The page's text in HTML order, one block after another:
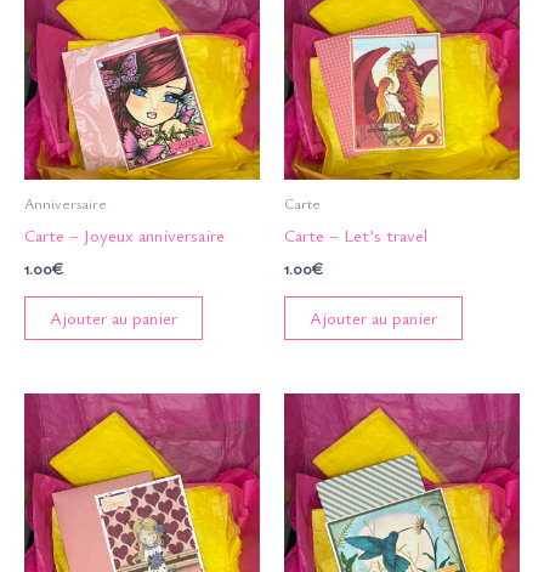
Anniversaire
Carte – Joyeux anniversaire
1.00€
Ajouter au panier
Carte
Carte – Let’s travel
1.00€
Ajouter au panier